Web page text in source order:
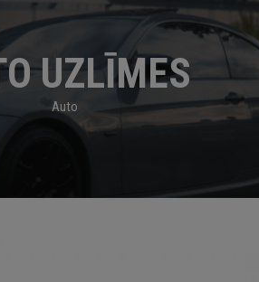
UZLĪMES
Auto